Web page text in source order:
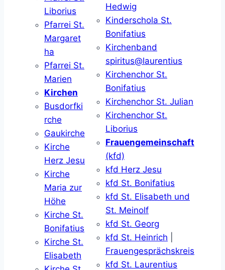
Liborius
Pfarrei St.
Margaret
ha
Pfarrei St.
Marien
Kirchen
Busdorfki
rche
Gaukirche
Kirche
Herz Jesu
Kirche
Maria zur
Höhe
Kirche St.
Bonifatius
Kirche St.
Elisabeth
Hedwig
Kinderschola St.
Bonifatius
Kirchenband
spiritus@laurentius
Kirchenchor St.
Bonifatius
Kirchenchor St. Julian
Kirchenchor St.
Liborius
Frauengemeinschaft
(kfd)
kfd Herz Jesu
kfd St. Bonifatius
kfd St. Elisabeth und
St. Meinolf
kfd St. Georg
kfd St. Heinrich
Frauengesprächskreis
kfd St. Laurentius